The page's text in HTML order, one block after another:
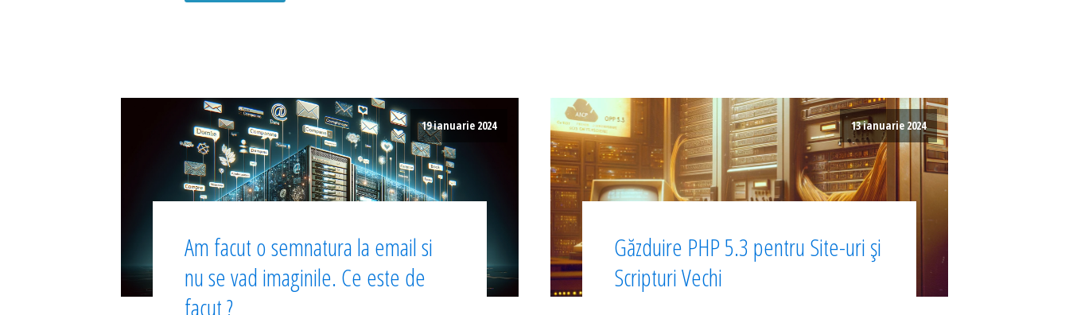
19 ianuarie 2024
Am facut o semnatura la email si
nu se vad imaginile. Ce este de
facut ?
13 ianuarie 2024
Găzduire PHP 5.3 pentru Site-uri și
Scripturi Vechi